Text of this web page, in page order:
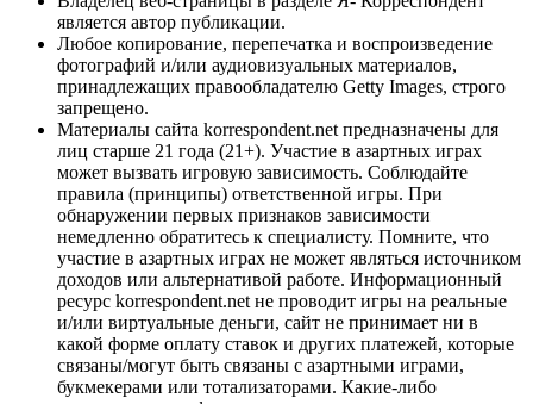
является автор публикации.
Любое копирование, перепечатка и воспроизведение
фотографий и/или аудиовизуальных материалов,
принадлежащих правообладателю Getty Images, строго
запрещено.
Материалы сайта korrespondent.net предназначены для
лиц старше 21 года (21+). Участие в азартных играх
может вызвать игровую зависимость. Соблюдайте
правила (принципы) ответственной игры. При
обнаружении первых признаков зависимости
немедленно обратитесь к специалисту. Помните, что
участие в азартных играх не может являться источником
доходов или альтернативой работе. Информационный
ресурс korrespondent.net не проводит игры на реальные
и/или виртуальные деньги, сайт не принимает ни в
какой форме оплату ставок и других платежей, которые
связаны/могут быть связаны с азартными играми,
букмекерами или тотализаторами. Какие-либо